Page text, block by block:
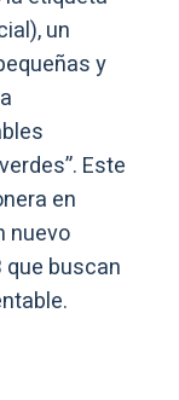
un
y
Este
en
nuevo
buscan